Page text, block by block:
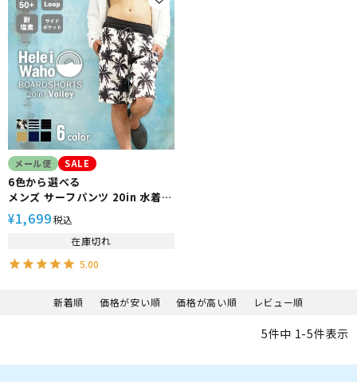
メール便 SALE
6色から選べる
メンズ サーフパンツ 20in 水着
HeleiWaho ヘレイワホ ボード
ショーツ VOLLEY 水陸両用 フィ
ットネス ジムウェア
¥1,699税込
在庫切れ
5.00
新着順 価格が安い順 価格が高い順 レビュー順
5件中 1-5件表示